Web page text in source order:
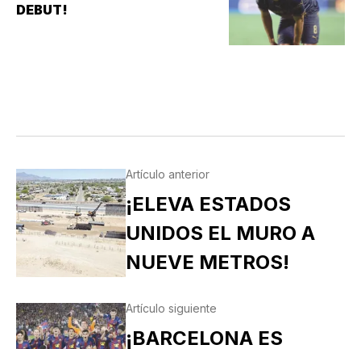
DEBUT!
Artículo anterior
¡ELEVA ESTADOS
UNIDOS EL MURO A
NUEVE METROS!
Artículo siguiente
¡BARCELONA ES